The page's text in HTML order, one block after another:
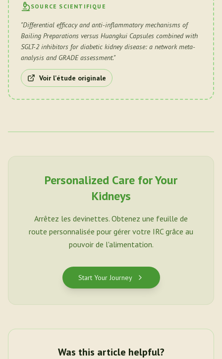
SOURCE SCIENTIFIQUE
"Differential efficacy and anti-inflammatory mechanisms of
Bailing Preparations versus Huangkui Capsules combined with
SGLT-2 inhibitors for diabetic kidney disease: a network meta-
analysis and GRADE assessment."
Voir l'étude originale
Personalized Care for Your
Kidneys
Arrêtez les devinettes. Obtenez une feuille de
route personnalisée pour gérer votre IRC grâce au
pouvoir de l'alimentation.
Start Your Journey
Was this article helpful?